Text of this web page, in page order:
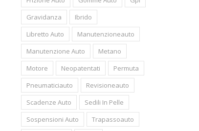
Gravidanza
Ibrido
Libretto Auto
Manutenzioneauto
Manutenzione Auto
Metano
Motore
Neopatentati
Permuta
Pneumaticiauto
Revisioneauto
Scadenze Auto
Sedili In Pelle
Sospensioni Auto
Trapassoauto